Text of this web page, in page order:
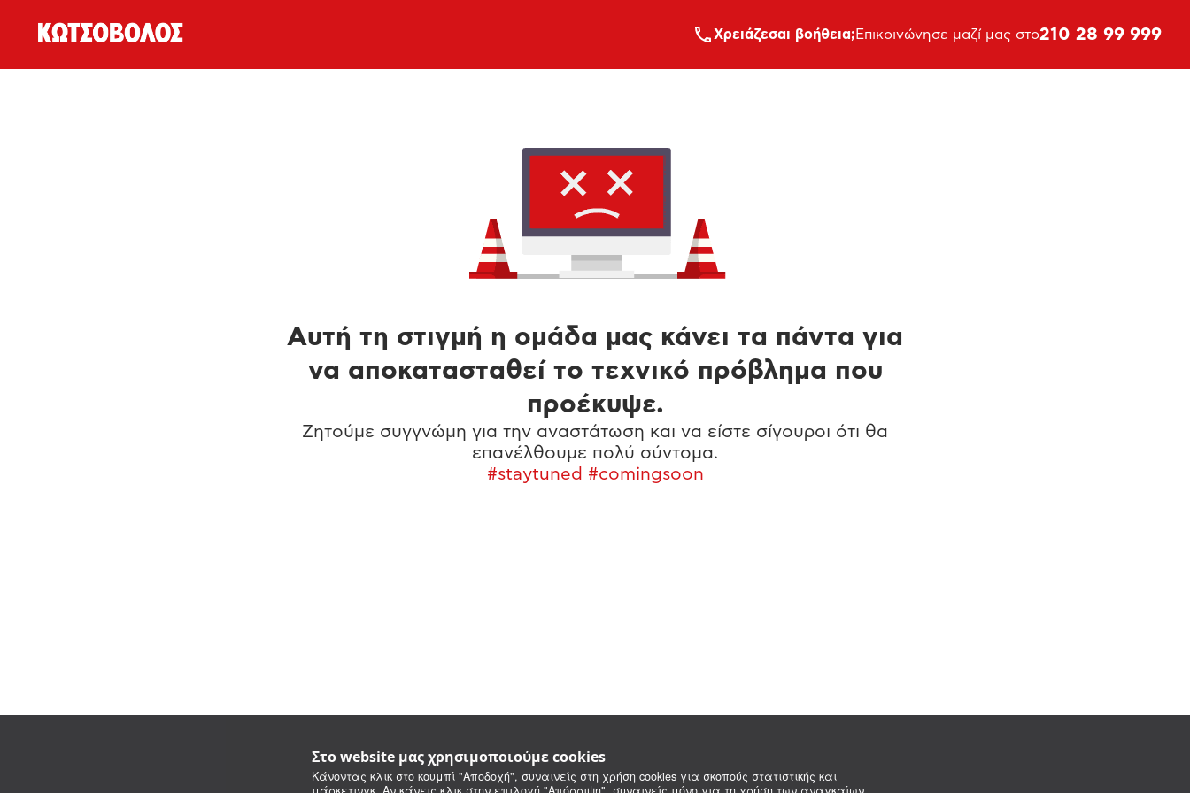
Στο website μας χρησιμοποιούμε cookies
Κάνοντας κλικ στο κουμπί "Αποδοχή", συναινείς στη χρήση cookies για σκοπούς στατιστικής και
Xρειάζεσαι βοήθεια; Επικοινώνησε μαζί μας στο210 28 99 999
Αυτή τη στιγμή η ομάδα μας κάνει τα πάντα για
να αποκατασταθεί το τεχνικό πρόβλημα που
προέκυψε.
Ζητούμε συγγνώμη για την αναστάτωση και να είστε σίγουροι ότι θα
επανέλθουμε πολύ σύντομα.
#staytuned #comingsoon